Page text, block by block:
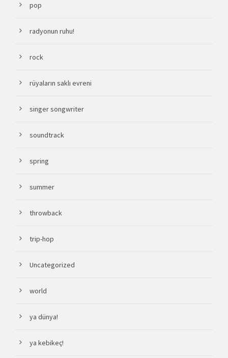
pop
radyonun ruhu!
rock
rüyaların saklı evreni
singer songwriter
soundtrack
spring
summer
throwback
trip-hop
Uncategorized
world
ya dünya!
ya kebikeç!